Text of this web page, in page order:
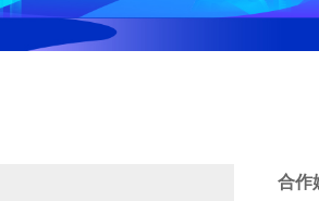
合作